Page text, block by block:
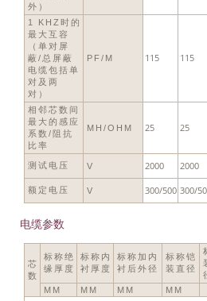
外）
1 KHZ时的
最大互容
（单对屏
蔽/总屏蔽
电缆包括单
对及两
对）
PF/M 115 115
相邻芯数间
最大的感应
系数/阻抗
比率
ΜH/OHM 25 25
测试电压 V 2000 2000
额定电压 V 300/500 300/
电缆参数
芯
数
标称绝
缘厚度
标称内
衬厚度
标称加内
衬后外径
标称铠
装直径
MM MM MM MM